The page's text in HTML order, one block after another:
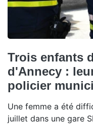
Trois enfants
d'Annecy :
policier
Une femme a été
juillet dans une gare